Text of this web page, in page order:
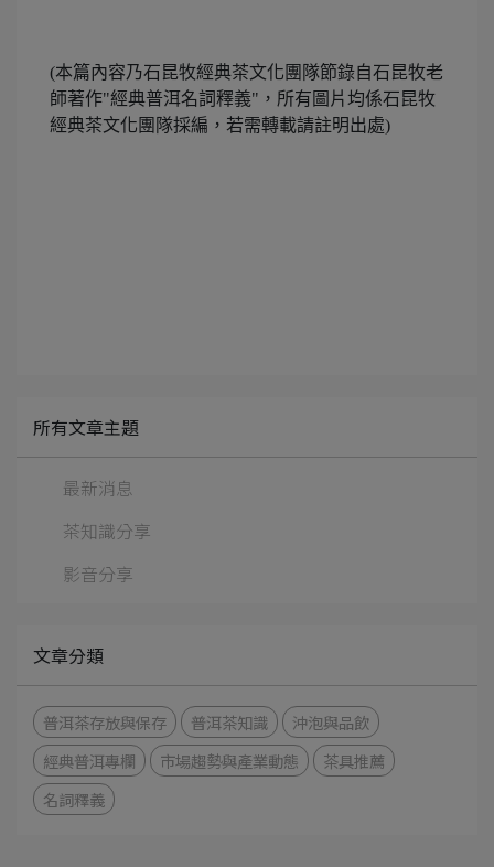
(本篇內容乃石昆牧經典茶文化團隊節錄自石昆牧老
師著作"經典普洱名詞釋義"，所有圖片均係石昆牧
經典茶文化團隊採編，若需轉載請註明出處)
所有文章主題
最新消息
茶知識分享
影音分享
文章分類
普洱茶存放與保存 普洱茶知識
沖泡與品飲
經典普洱專欄
市場趨勢與產業動態
茶具推薦
名詞釋義